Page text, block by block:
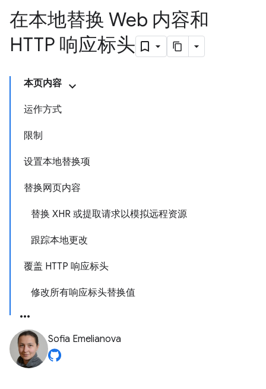
在本地替换 Web 内容和
HTTP 响应标头
本页内容
运作方式
限制
设置本地替换项
替换网页内容
替换 XHR 或提取请求以模拟远程资源
跟踪本地更改
覆盖 HTTP 响应标头
修改所有响应标头替换值
Sofia Emelianova